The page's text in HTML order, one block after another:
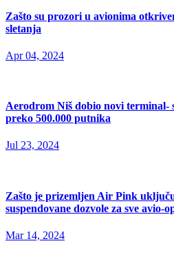
Zašto su prozori u avionima
sletanja
Apr 04, 2024
Aerodrom Niš dobio novi terminal-
preko 500.000 putnika
Jul 23, 2024
Zašto je prizemljen Air Pink
suspendovane dozvole za sve avio-
Mar 14, 2024